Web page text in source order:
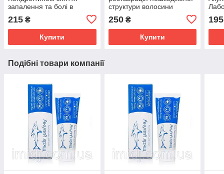
запалення та болі в
суглобах, м'язах і хребті
Імідж Лабораторія
215 ₴
Купити
структури волосини
250₴
Купити
195
Подібні товари компанії